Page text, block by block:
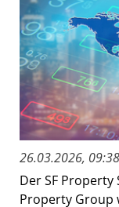
26.03.2026,
Der SF Property
Property Group